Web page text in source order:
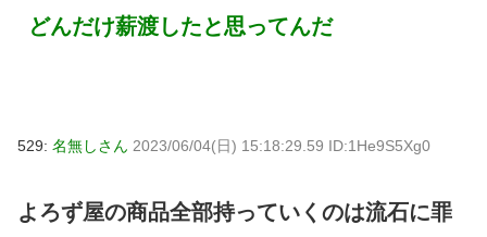
どんだけ薪渡したと思ってんだ
529: 名無しさん 2023/06/04(日) 15:18:29.59 ID:1He9S5Xg0
よろず屋の商品全部持っていくのは流石に罪